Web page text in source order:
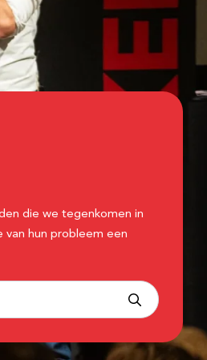
die we tegenkomen in
van hun probleem een